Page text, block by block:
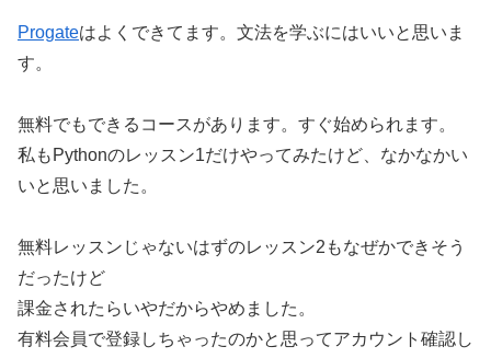
Progateはよくできてます。文法を学ぶにはいいと思いま
す。
無料でもできるコースがあります。すぐ始められます。
私もPythonのレッスン1だけやってみたけど、なかなかい
いと思いました。
無料レッスンじゃないはずのレッスン2もなぜかできそう
だったけど
課金されたらいやだからやめました。
有料会員で登録しちゃったのかと思ってアカウント確認し